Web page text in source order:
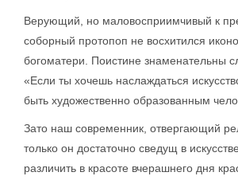
Верующий, но маловосприимчивый к
соборный протопоп не восхитился
богоматери. Поистине знаменательны
«Если ты хочешь наслаждаться
быть художественно образованным
Зато наш современник, отвергающий
только он достаточно сведущ в
различить в красоте вчерашнего дня